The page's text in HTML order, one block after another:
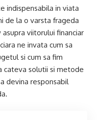
indispensabila in viata
de la o varsta frageda
viitorului financiar
ne invata cum sa
si cum sa fim
cateva solutii si metode
devina responsabil